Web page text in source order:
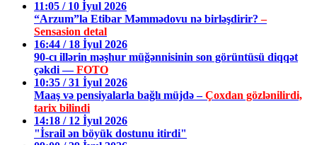
11:05 / 10 İyul 2026
“Arzum”la Etibar Məmmədovu nə birləşdirir?–
Sensasion detal
16:44 / 18 İyul 2026
90-cı illərin məşhur müğənnisinin son görüntüsü diqqət
çəkdi —FOTO
10:35 / 31 İyul 2026
Maaş və pensiyalarla bağlı müjdə –Çoxdan gözlənilirdi,
tarix bilindi
14:18 / 12 İyul 2026
"İsrail ən böyük dostunu itirdi"